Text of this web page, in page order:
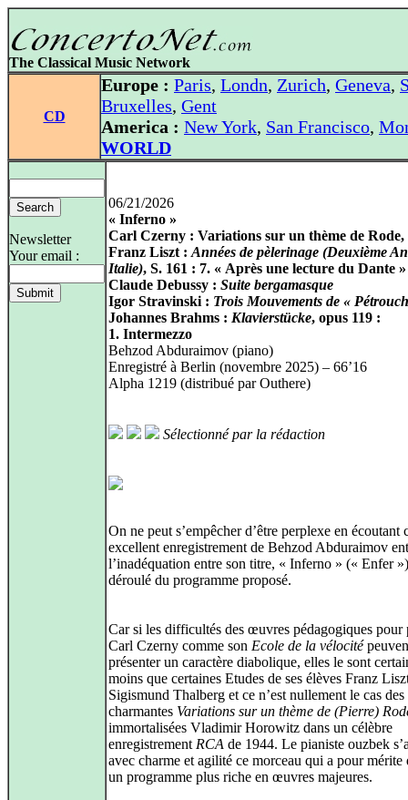
The Classical Music Network
CD
Europe : Paris, Londn, Zurich, Geneva,
Bruxelles, Gent
America : New York, San Francisco,
WORLD
Newsletter
Your email :
06/21/2026
« Inferno »
Carl Czerny : Variations sur un thème de Rode,
Franz Liszt : Années de pèlerinage (Deuxième
Italie), S. 161 : 7. « Après une lecture du Dante »
Claude Debussy : Suite bergamasque
Igor Stravinski : Trois Mouvements de «
Johannes Brahms : Klavierstücke, opus 119 :
1. Intermezzo
Behzod Abduraimov (piano)
Enregistré à Berlin (novembre 2025) – 66’16
Alpha 1219 (distribué par Outhere)
Sélectionné par la rédaction
On ne peut s’empêcher d’être perplexe en écoutant
excellent enregistrement de Behzod Abduraimov
l’inadéquation entre son titre, « Inferno » (« Enfer
déroulé du programme proposé.
Car si les difficultés des œuvres pédagogiques pour
Carl Czerny comme son Ecole de la vélocité
présenter un caractère diabolique, elles le sont
moins que certaines Etudes de ses élèves Franz
Sigismund Thalberg et ce n’est nullement le cas des
charmantes Variations sur un thème de (Pierre)
immortalisées Vladimir Horowitz dans un célèbre
enregistrement RCA de 1944. Le pianiste ouzbek
avec charme et agilité ce morceau qui a pour mérite
un programme plus riche en œuvres majeures.